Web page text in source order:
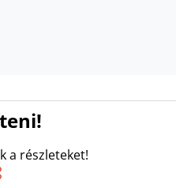
a részleteket!